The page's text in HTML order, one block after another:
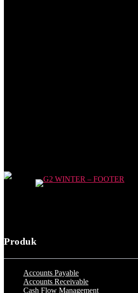
Buku Kas adalah Catatan Transaksi
Contoh Surat Resmi: Permohonan,
PKWT adalah Perjanjian Kerja Waktu
Surat Perjanjian Hutang Piutang:
Produk
Accounts Payable
Accounts Receivable
Cash Flow Management